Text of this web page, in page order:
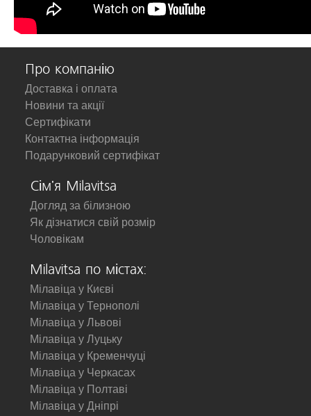
Про компанію
Доставка і оплата
Новини та акції
Сертифікати
Контактна інформація
Подарунковий сертифікат
Сім'я Milavitsa
Догляд за білизною
Як дізнатися свій розмір
Чоловікам
Milavitsa по містах:
Мілавіца у Києві
Мілавіца у Тернополі
Мілавіца у Львові
Мілавіца у Луцьку
Мілавіца у Кременчуці
Мілавіца у Черкасах
Мілавіца у Полтаві
Мілавіца у Дніпрі